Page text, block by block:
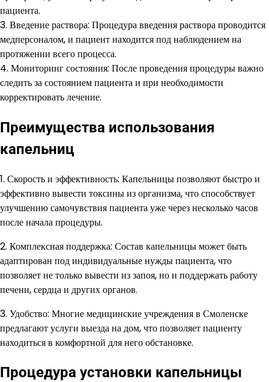
пациента.
3. Введение раствора: Процедура введения раствора проводится
медперсоналом, и пациент находится под наблюдением на
протяжении всего процесса.
4. Мониторинг состояния: После проведения процедуры важно
следить за состоянием пациента и при необходимости
корректировать лечение.
Преимущества использования
капельниц
1. Скорость и эффективность: Капельницы позволяют быстро и
эффективно вывести токсины из организма, что способствует
улучшению самочувствия пациента уже через несколько часов
после начала процедуры.
2. Комплексная поддержка: Состав капельницы может быть
адаптирован под индивидуальные нужды пациента, что
позволяет не только вывести из запоя, но и поддержать работу
печени, сердца и других органов.
3. Удобство: Многие медицинские учреждения в Смоленске
предлагают услуги выезда на дом, что позволяет пациенту
находиться в комфортной для него обстановке.
Процедура установки капельницы